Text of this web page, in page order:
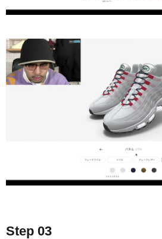
Step 03